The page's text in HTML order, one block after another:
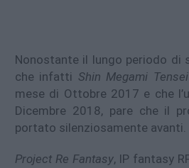
Nonostante il lungo periodo di
che infatti Shin Megami
mese di Ottobre 2017 e che
Dicembre 2018, pare che il
portato silenziosamente avanti.
Project Re Fantasy, IP fantasy